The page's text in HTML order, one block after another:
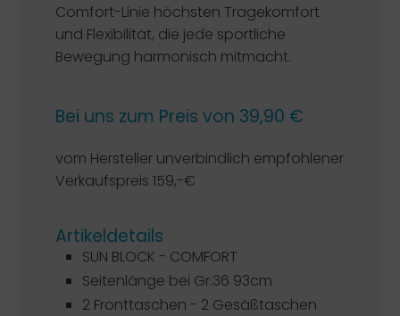
Comfort-Linie höchsten Tragekomfort
und Flexibilität, die jede sportliche
Bewegung harmonisch mitmacht.
Bei uns zum Preis von 39,90 €
vom Hersteller unverbindlich empfohlener
Verkaufspreis 159,-€
Artikeldetails
SUN BLOCK - COMFORT
Seitenlänge bei Gr.36 93cm
2 Fronttaschen - 2 Gesäßtaschen